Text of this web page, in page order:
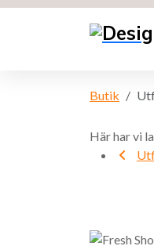
Butik
Här har vi